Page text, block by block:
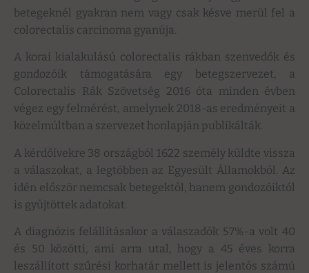
betegeknél gyakran nem vagy csak késve merül fel a
colorectalis carcinoma gyanúja.
A korai kialakulású colorectalis rákban szenvedők és
gondozóik támogatására egy betegszervezet, a
Colorectalis Rák Szövetség 2016 óta minden évben
végez egy felmérést, amelynek 2018-as eredményeit a
közelmúltban a szervezet honlapján publikálták.
A kérdőívekre 38 országból 1622 személy küldte vissza
a válaszokat, a legtöbben az Egyesült Államokból. Az
idén először nemcsak betegektől, hanem gondozóiktól
is gyűjtöttek adatokat.
A diagnózis felállításakor a válaszadók 57%-a volt 40
és 50 közötti, ami arra utal, hogy a 45 éves korra
leszállított szűrési korhatár mellett is jelentős számú